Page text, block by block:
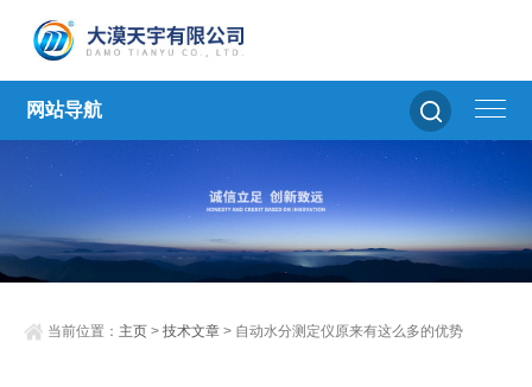
网站导航
当前位置： 主页 >技术文章 > 自动水分测定仪原来有这么多的优势